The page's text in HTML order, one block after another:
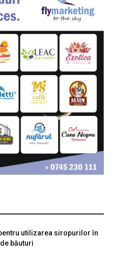
utilizarea siropurilor în
băuturi